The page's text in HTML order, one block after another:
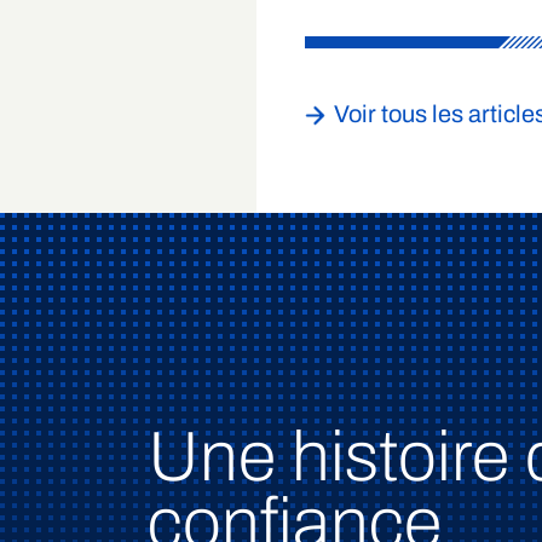
Voir tous les
Une histoire
confiance